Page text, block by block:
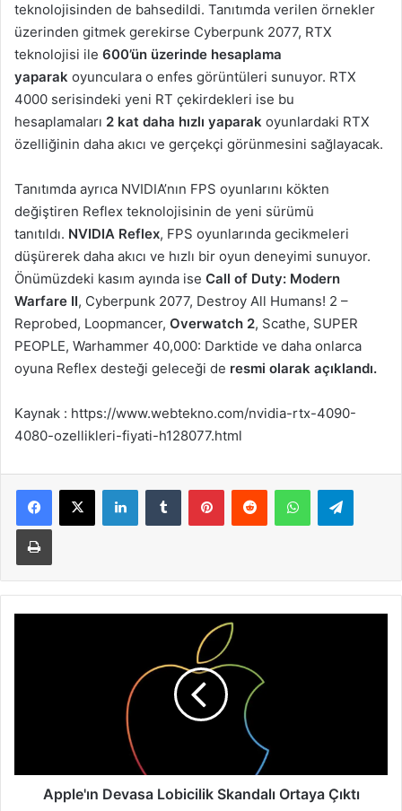
teknolojisinden de bahsedildi. Tanıtımda verilen örnekler
üzerinden gitmek gerekirse Cyberpunk 2077, RTX
teknolojisi ile 600’ün üzerinde hesaplama
yaparak oyunculara o enfes görüntüleri sunuyor. RTX
4000 serisindeki yeni RT çekirdekleri ise bu
hesaplamaları 2 kat daha hızlı yaparak oyunlardaki RTX
özelliğinin daha akıcı ve gerçekçi görünmesini sağlayacak.
Tanıtımda ayrıca NVIDIA’nın FPS oyunlarını kökten
değiştiren Reflex teknolojisinin de yeni sürümü
tanıtıldı. NVIDIA Reflex, FPS oyunlarında gecikmeleri
düşürerek daha akıcı ve hızlı bir oyun deneyimi sunuyor.
Önümüzdeki kasım ayında ise Call of Duty: Modern
Warfare II, Cyberpunk 2077, Destroy All Humans! 2 –
Reprobed, Loopmancer, Overwatch 2, Scathe, SUPER
PEOPLE, Warhammer 40,000: Darktide ve daha onlarca
oyuna Reflex desteği geleceği de resmi olarak açıklandı.
Kaynak : https://www.webtekno.com/nvidia-rtx-4090-
4080-ozellikleri-fiyati-h128077.html
LinkedInTumblr PinterestReddit WhatsApp
Yazdır
Apple'ın Devasa Lobicilik Skandalı Ortaya Çıktı